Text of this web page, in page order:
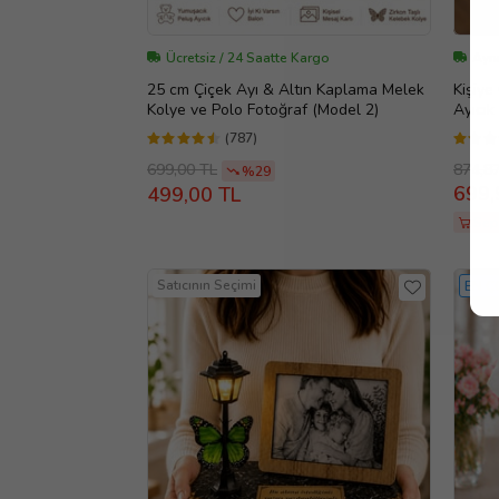
Ücretsiz / 24 Saatte Kargo
25 cm Çiçek Ayı & Altın Kaplama Melek
Kolye ve Polo Fotoğraf (Model 2)
(787)
699,00 TL %29
499,00 TL
Kişiye
Ayıcık
874,87
Satıcının Seçimi EN